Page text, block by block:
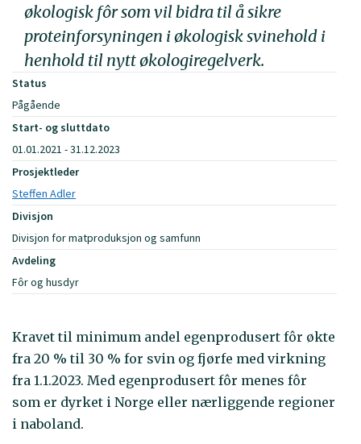
økologisk fôr som vil bidra til å sikre
proteinforsyningen i økologisk svinehold i
henhold til nytt økologiregelverk.
Status
Pågående
Start- og sluttdato
01.01.2021 - 31.12.2023
Prosjektleder
Steffen Adler
Divisjon
Divisjon for matproduksjon og samfunn
Avdeling
Fôr og husdyr
Kravet til minimum andel egenprodusert fôr økte
fra 20 % til 30 % for svin og fjørfe med virkning
fra 1.1.2023. Med egenprodusert fôr menes fôr
som er dyrket i Norge eller nærliggende regioner
i naboland.